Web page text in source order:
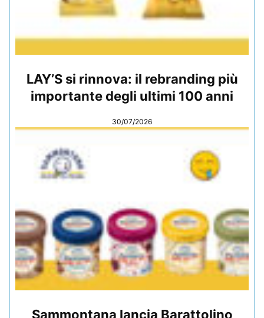
LAY’S si rinnova: il rebranding più
importante degli ultimi 100 anni
30/07/2026
Sammontana lancia Barattolino